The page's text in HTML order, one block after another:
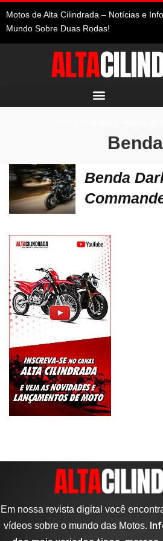
Motos de Alta Cilindrada – Notícias e
Mundo Sobre Duas Rodas!
Benda
Benda
Em nossa revista digital você
vídeos sobre o mundo das Motos.